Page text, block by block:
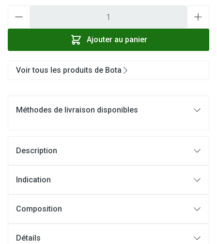
Ajouter au panier
Voir tous les produits de Bota
Méthodes de livraison disponibles
Description
Indication
Composition
Détails